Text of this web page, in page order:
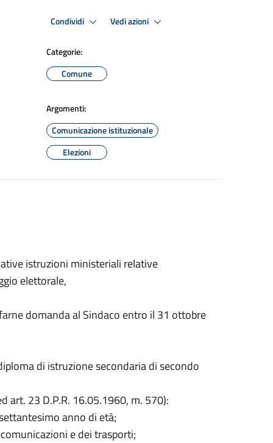
Condividi Vedi azioni
Categorie:
Comune
Argomenti:
Comunicazione istituzionale
Elezioni
istruzioni ministeriali relative
elettorale,
domanda al Sindaco entro il 31 ottobre
di istruzione secondaria di secondo
art. 23 D.P.R. 16.05.1960, m. 570):
anno di età;
e dei trasporti;